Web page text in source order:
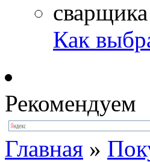
Как
Рекомендуем
Главная »